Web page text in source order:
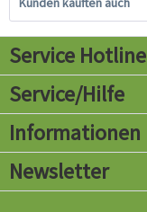
Service Hotline
Service/Hilfe
Informationen
Newsletter